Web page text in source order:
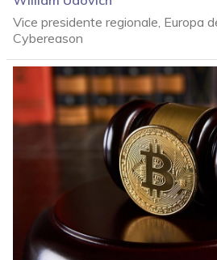
Vice presidente regionale, Europa
Cybereason